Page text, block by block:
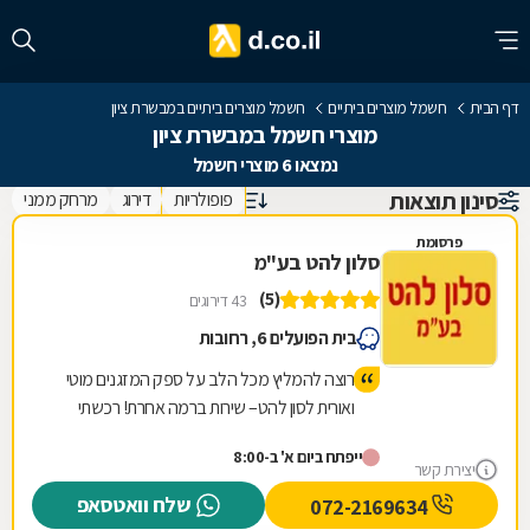
דף הבית חשמל מוצרים ביתיים חשמל מוצרים ביתיים במבשרת ציון
מוצרי חשמל במבשרת ציון
נמצאו 6 מוצרי חשמל
סינון תוצאות פופולריות דירוג מרחק ממני
פרסומת
יצירת קשר
סלון להט בע"מ
(5) 43 דירוגים
בית הפועלים 6, רחובות
רוצה להמליץ מכל הלב על ספק המזגנים מוטי
ואורית לסון להט– שירות ברמה אחרת! רכשתי
היה פשוט, מהיר ובעיקר מקצועי מאוד. מהרגע
הראשון קיבלתי יחס אישי, ייעוץ מדויק והתאמה
מושלמת לצרכים שלי! והכי חשוב בלי לנסות
ייפתח ביום א' ב-8:00
שלח וואטסאפ 072-2169634